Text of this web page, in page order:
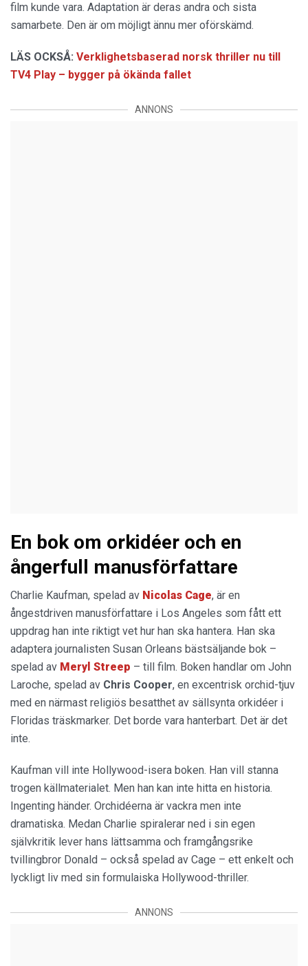
film kunde vara. Adaptation är deras andra och sista
samarbete. Den är om möjligt ännu mer oförskämd.
LÄS OCKSÅ: Verklighetsbaserad norsk thriller nu till
TV4 Play – bygger på ökända fallet
ANNONS
En bok om orkidéer och en
ångerfull manusförfattare
Charlie Kaufman, spelad av Nicolas Cage, är en
ångestdriven manusförfattare i Los Angeles som fått ett
uppdrag han inte riktigt vet hur han ska hantera. Han ska
adaptera journalisten Susan Orleans bästsäljande bok –
spelad av Meryl Streep – till film. Boken handlar om John
Laroche, spelad av Chris Cooper, en excentrisk orchid-tjuv
med en närmast religiös besatthet av sällsynta orkidéer i
Floridas träskmarker. Det borde vara hanterbart. Det är det
inte.
Kaufman vill inte Hollywood-isera boken. Han vill stanna
trogen källmaterialet. Men han kan inte hitta en historia.
Ingenting händer. Orchidéerna är vackra men inte
dramatiska. Medan Charlie spiralerar ned i sin egen
självkritik lever hans lättsamma och framgångsrike
tvillingbror Donald – också spelad av Cage – ett enkelt och
lyckligt liv med sin formulaiska Hollywood-thriller.
ANNONS